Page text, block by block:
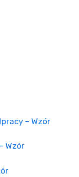
– Wzór
Wzór